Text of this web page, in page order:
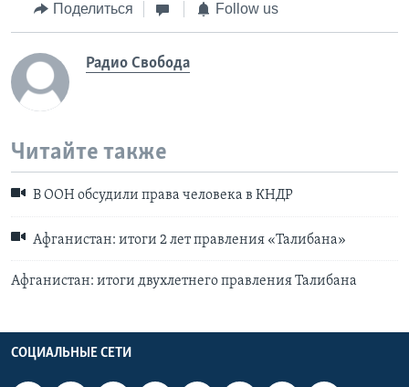
Поделиться Follow us
Радио Свобода
Читайте также
В ООН обсудили права человека в КНДР
Афганистан: итоги 2 лет правления «Талибана»
Афганистан: итоги двухлетнего правления Талибана
СОЦИАЛЬНЫЕ СЕТИ